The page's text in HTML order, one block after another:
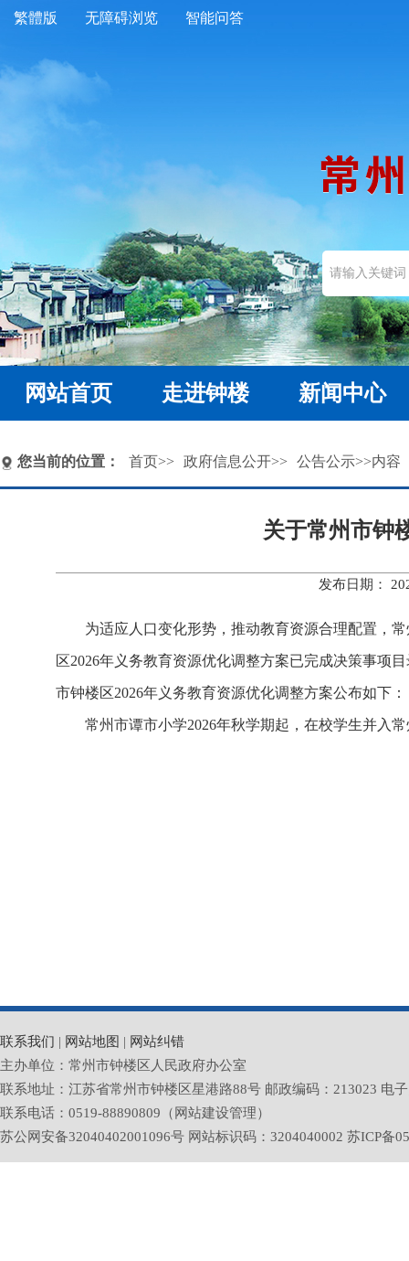
繁體版 无障碍浏览 智能问答
网站首页 走进钟楼 新闻中心
您当前的位置： 首页>> 政府信息公开>> 公告公示>>内容
关于常州市钟
发布日期：
为适应人口变化形势，推动教育资源合理配置，
区2026年义务教育资源优化调整方案已完成决策事项
市钟楼区2026年义务教育资源优化调整方案公布如下：
常州市谭市小学2026年秋学期起，在校学生并入
联系我们 | 网站地图 | 网站纠错
主办单位：常州市钟楼区人民政府办公室
联系地址：江苏省常州市钟楼区星港路88号 邮政编码：213023 电
联系电话：0519-88890809（网站建设管理）
苏公网安备32040402001096号 网站标识码：3204040002 苏ICP备